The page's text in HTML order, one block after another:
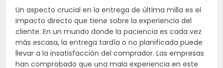
Un aspecto crucial en la entrega de última milla es el
impacto directo que tiene sobre la experiencia del
cliente. En un mundo donde la paciencia es cada vez
más escasa, la entrega tardía o no planificada puede
llevar a la insatisfacción del comprador. Las empresas
han comprobado que una mala experiencia en este